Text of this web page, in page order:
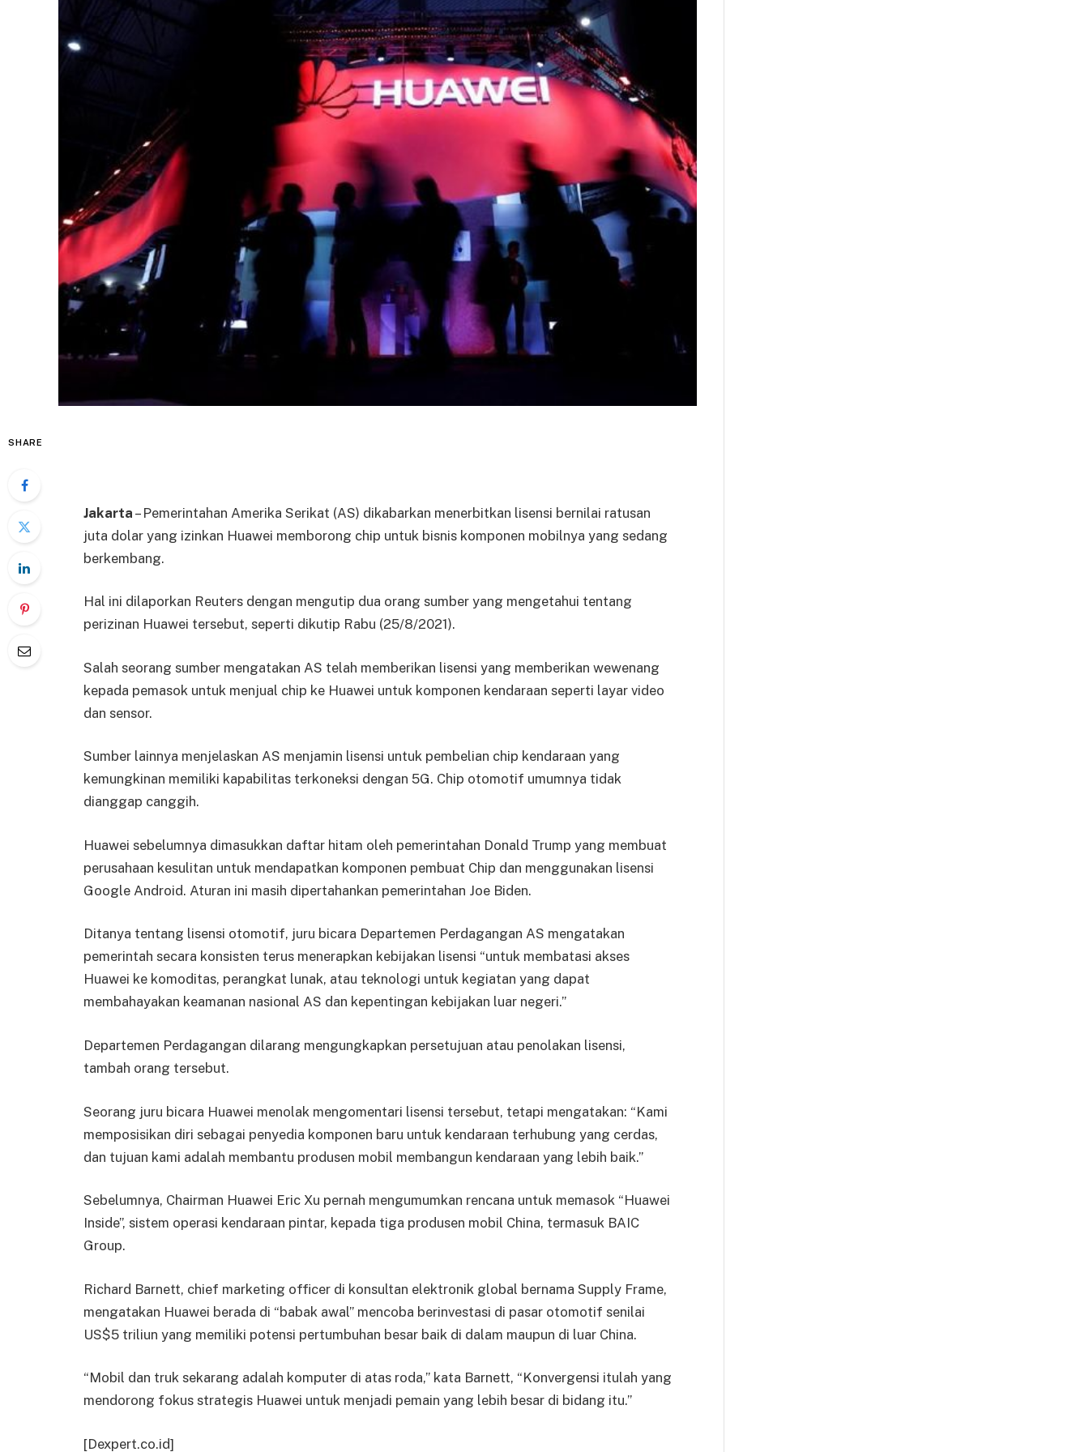
SHARE
Jakarta – Pemerintahan Amerika Serikat (AS) dikabarkan menerbitkan lisensi bernilai ratusan
juta dolar yang izinkan Huawei memborong chip untuk bisnis komponen mobilnya yang sedang
berkembang.
Hal ini dilaporkan Reuters dengan mengutip dua orang sumber yang mengetahui tentang
perizinan Huawei tersebut, seperti dikutip Rabu (25/8/2021).
Salah seorang sumber mengatakan AS telah memberikan lisensi yang memberikan wewenang
kepada pemasok untuk menjual chip ke Huawei untuk komponen kendaraan seperti layar video
dan sensor.
Sumber lainnya menjelaskan AS menjamin lisensi untuk pembelian chip kendaraan yang
kemungkinan memiliki kapabilitas terkoneksi dengan 5G. Chip otomotif umumnya tidak
dianggap canggih.
Huawei sebelumnya dimasukkan daftar hitam oleh pemerintahan Donald Trump yang membuat
perusahaan kesulitan untuk mendapatkan komponen pembuat Chip dan menggunakan lisensi
Google Android. Aturan ini masih dipertahankan pemerintahan Joe Biden.
Ditanya tentang lisensi otomotif, juru bicara Departemen Perdagangan AS mengatakan
pemerintah secara konsisten terus menerapkan kebijakan lisensi “untuk membatasi akses
Huawei ke komoditas, perangkat lunak, atau teknologi untuk kegiatan yang dapat
membahayakan keamanan nasional AS dan kepentingan kebijakan luar negeri.”
Departemen Perdagangan dilarang mengungkapkan persetujuan atau penolakan lisensi,
tambah orang tersebut.
Seorang juru bicara Huawei menolak mengomentari lisensi tersebut, tetapi mengatakan: “Kami
memposisikan diri sebagai penyedia komponen baru untuk kendaraan terhubung yang cerdas,
dan tujuan kami adalah membantu produsen mobil membangun kendaraan yang lebih baik.”
Sebelumnya, Chairman Huawei Eric Xu pernah mengumumkan rencana untuk memasok “Huawei
Inside”, sistem operasi kendaraan pintar, kepada tiga produsen mobil China, termasuk BAIC
Group.
Richard Barnett, chief marketing officer di konsultan elektronik global bernama Supply Frame,
mengatakan Huawei berada di “babak awal” mencoba berinvestasi di pasar otomotif senilai
US$5 triliun yang memiliki potensi pertumbuhan besar baik di dalam maupun di luar China.
“Mobil dan truk sekarang adalah komputer di atas roda,” kata Barnett, “Konvergensi itulah yang
mendorong fokus strategis Huawei untuk menjadi pemain yang lebih besar di bidang itu.”
[Dexpert.co.id]